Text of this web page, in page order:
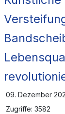
09. Dezember
Zugriffe: 3582